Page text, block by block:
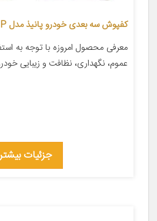
کفپوش سه بعدی خودرو پانیذ مدل MP مناسب برای رانا
معرفی محصول امروزه با توجه به
عموم، نگهداری، نظافت و زیبایی
جزئیات